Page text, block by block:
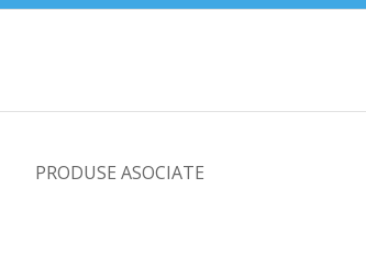
PRODUSE ASOCIATE